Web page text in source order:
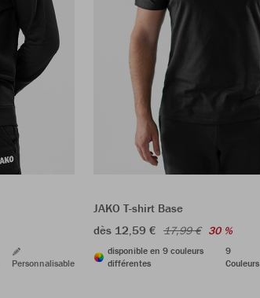
Personnalisable
JAKO T-shirt Base
dès 12,59 € 17,99 € 30 %
disponible en 9 couleurs
différentes
9
Couleurs